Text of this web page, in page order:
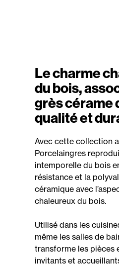
Le charme
du bois,
grès cérame
qualité et
Avec cette collection
Porcelaingres
intemporelle du bois
résistance et la
céramique avec
chaleureux du bois.
Utilisé dans les
même les salles de
transforme les pièces
invitants et